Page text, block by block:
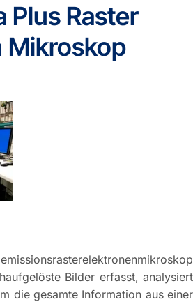
Plus Raster
Mikroskop
Bilder erfasst, analysiert
die gesamte Information aus einer